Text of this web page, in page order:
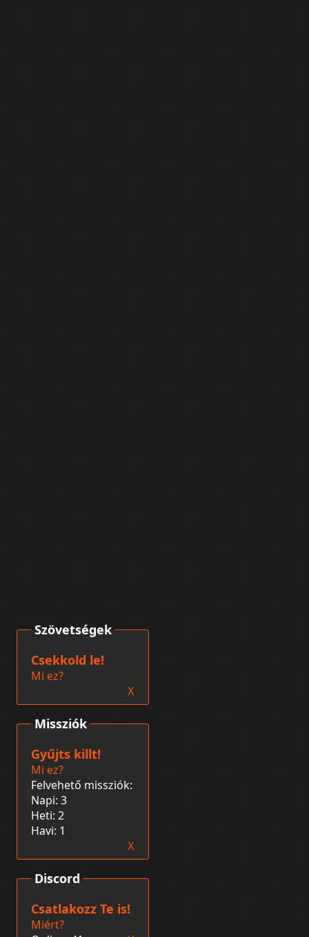
Discord
Csatlakozz Te is!
Miért?
Missziók
Gyűjts killt!
Mi ez?
Felvehető missziók:
Napi: 3
Heti: 2
Havi: 1
X
Szövetségek
Csekkold le!
Mi ez?
X